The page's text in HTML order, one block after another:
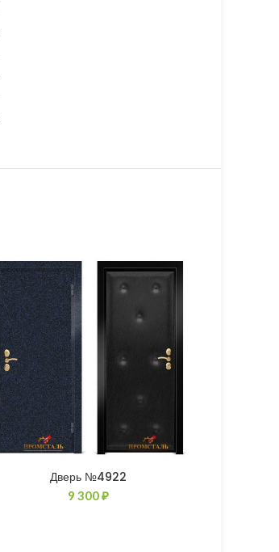
Дверь №4922
9 300₽